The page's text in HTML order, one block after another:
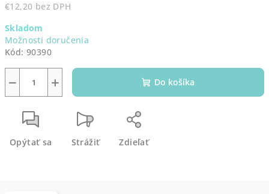
€12,20 bez DPH
cena:
Skladom
Možnosti doručenia
Kód: 90390
+
− Do košíka
Opýtať sa Strážiť Zdieľať